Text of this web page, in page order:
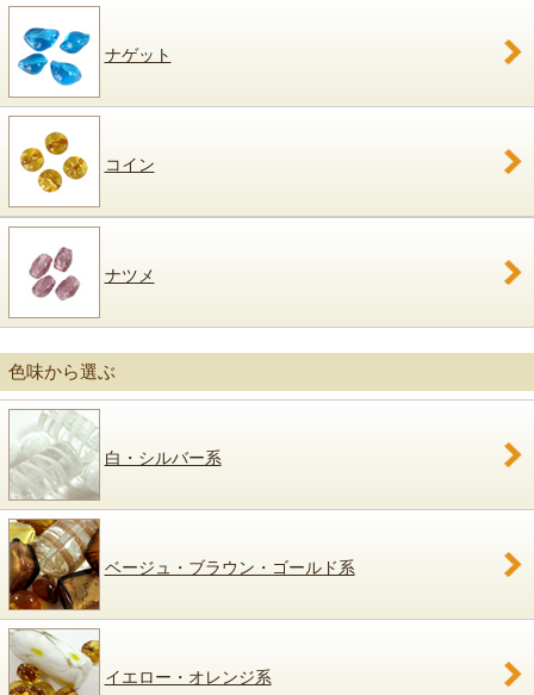
ナゲット
コイン
ナツメ
色味から選ぶ
白・シルバー系
ベージュ・ブラウン・ゴールド系
イエロー・オレンジ系